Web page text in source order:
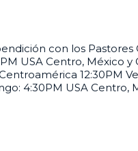
con los Pastores
USA Centro, México
12:30PM
4:30PM USA